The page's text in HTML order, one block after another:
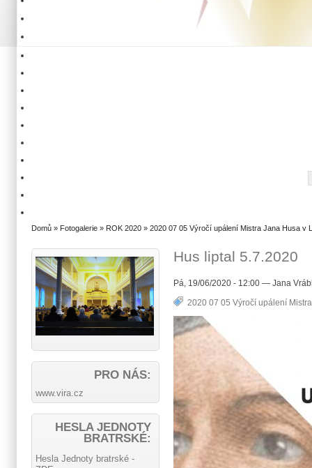
Domů » Fotogalerie » ROK 2020 » 2020 07 05 Výročí upálení Mistra Jana Husa v
Hus liptal 5.7.2020
Pá, 19/06/2020 - 12:00 — Jana
2020 07 05 Výročí upálení
PRO NÁS:
www.vira.cz
HESLA JEDNOTY
BRATRSKÉ:
Hesla Jednoty bratrské -